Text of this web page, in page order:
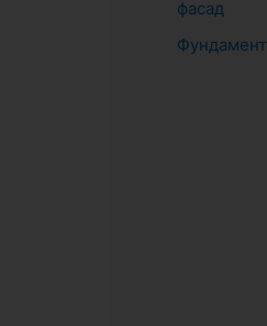
фасад
Фундамент